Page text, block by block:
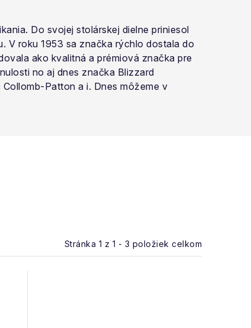
Do svojej stolárskej dielne priniesol
V roku 1953 sa značka rýchlo dostala do
ako kvalitná a prémiová značka pre
no aj dnes značka Blizzard
Patton a i. Dnes môžeme v
Stránka 1 z 1 - 3 položiek celkom